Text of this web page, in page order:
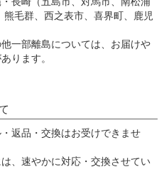
毛群、西之表市、喜界町、鹿児
一部離島については、お届けや
ります。
返品・交換はお受けできませ
、速やかに対応・交換させてい